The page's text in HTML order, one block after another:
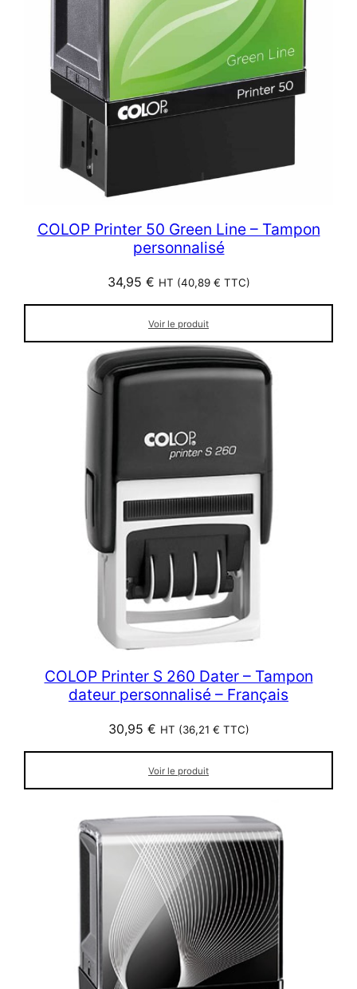
COLOP Printer 50 Green Line – Tampon
personnalisé
34,95 € HT (40,89 € TTC)
Voir le produit
COLOP Printer S 260 Dater – Tampon
dateur personnalisé – Français
30,95 € HT (36,21 € TTC)
Voir le produit